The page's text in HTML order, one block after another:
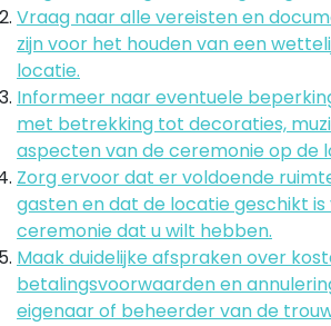
Vraag naar alle vereisten en
zijn voor het houden van een
locatie.
Informeer naar eventuele
met betrekking tot decoraties,
aspecten van de ceremonie op de
Zorg ervoor dat er voldoende
gasten en dat de locatie geschikt
ceremonie dat u wilt hebben.
Maak duidelijke afspraken over
betalingsvoorwaarden en
eigenaar of beheerder van de